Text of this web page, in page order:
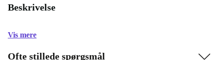
Beskrivelse
Vis mere
Ofte stillede spørgsmål